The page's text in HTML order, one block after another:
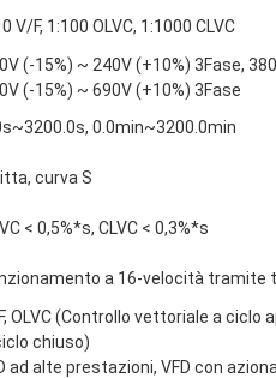
V/F, 1:100 OLVC, 1:1000 CLVC
(-15%) ~ 240V (+10%) 3Fase,
(-15%) ~ 690V (+10%) 3Fase
0.0min~3200.0min
curva S
< 0,5%*s, CLVC < 0,3%*s
a 16-velocità tramite
OLVC (Controllo vettoriale a ciclo
chiuso)
ad alte prestazioni, VFD con